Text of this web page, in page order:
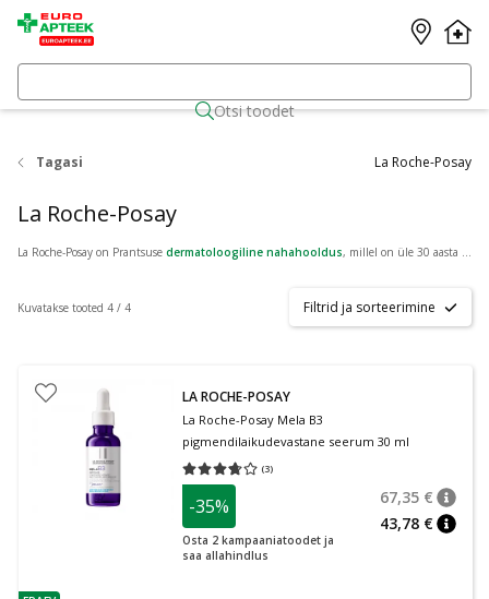
Otsi toodet
Tagasi La Roche-Posay
La Roche-Posay
La Roche-Posay on Prantsuse dermatoloogiline nahahooldus, millel on üle 30 aasta kogemust ning mille tooted on välja töötatud koostöös dermatoloogidega. Brändi eesmärk on pakkuda tõhusat ja talutavat hooldust ka kõige tundlikumale nahale – alates aknele kalduvast kuni kuiva ja reaktiivse nahani. Üle maailma soovitavad La Roche-Posay tooteid enam kui 90 000 dermatoloogi ning La Roche-Posay Eesti valik on saadaval ka Euroapteegis.
Kuvatakse tooted 4 / 4 Filtrid ja sorteerimine
LA ROCHE-POSAY
La Roche-Posay Mela B3
pigmendilaikudevastane seerum 30 ml
(3)
Keskmine hinnang 3.67
-35%
Osta 2 kampaaniatoodet ja
saa allahindlus
67,35 €
43,78 €